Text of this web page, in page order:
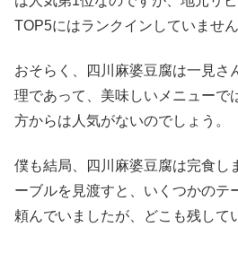
TOP5にはランクインしていません
おそらく、四川麻婆豆腐は一見さ
理であって、美味しいメニューで
方からは人気がないのでしょう。
僕も結局、四川麻婆豆腐は完食し
ーブルを見渡すと、いくつかのテ
頼んでいましたが、どこも残して